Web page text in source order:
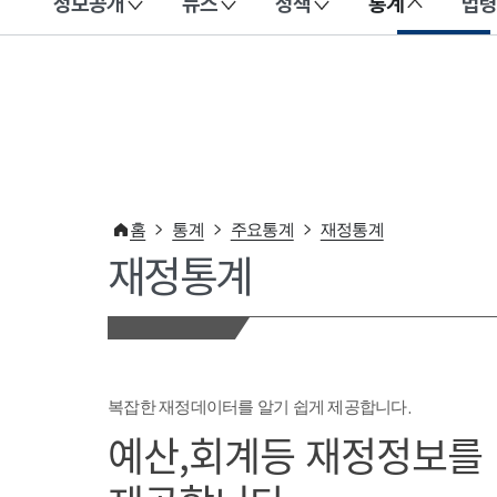
이 누리집은 대한민국 공식 전자정부 누리집입니다.
홈 통계 주요통계 재정통계
재정통계
복잡한 재정데이터를 알기 쉽게 제공합니다.
예산,회계등 재정정보를